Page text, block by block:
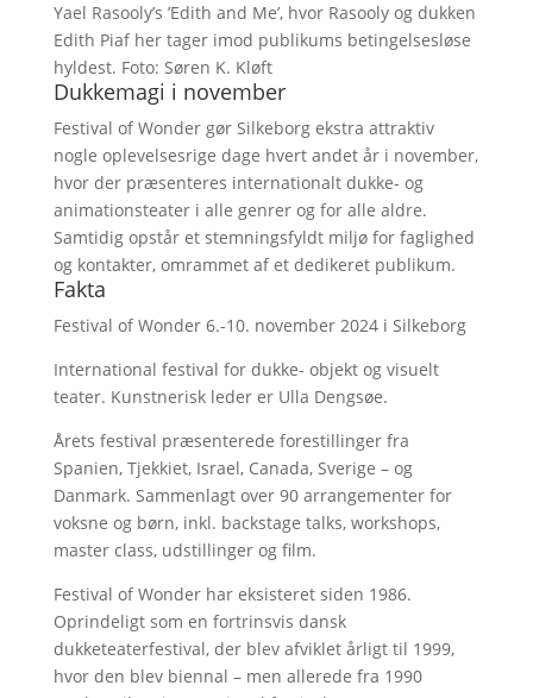
Yael Rasooly’s ’Edith and Me’, hvor Rasooly og dukken
Edith Piaf her tager imod publikums betingelsesløse
hyldest. Foto: Søren K. Kløft
Dukkemagi i november
Festival of Wonder gør Silkeborg ekstra attraktiv
nogle oplevelsesrige dage hvert andet år i november,
hvor der præsenteres internationalt dukke- og
animationsteater i alle genrer og for alle aldre.
Samtidig opstår et stemningsfyldt miljø for faglighed
og kontakter, omrammet af et dedikeret publikum.
Fakta
Festival of Wonder 6.-10. november 2024 i Silkeborg
International festival for dukke- objekt og visuelt
teater. Kunstnerisk leder er Ulla Dengsøe.
Årets festival præsenterede forestillinger fra
Spanien, Tjekkiet, Israel, Canada, Sverige – og
Danmark. Sammenlagt over 90 arrangementer for
voksne og børn, inkl. backstage talks, workshops,
master class, udstillinger og film.
Festival of Wonder har eksisteret siden 1986.
Oprindeligt som en fortrinsvis dansk
dukketeaterfestival, der blev afviklet årligt til 1999,
hvor den blev biennal – men allerede fra 1990